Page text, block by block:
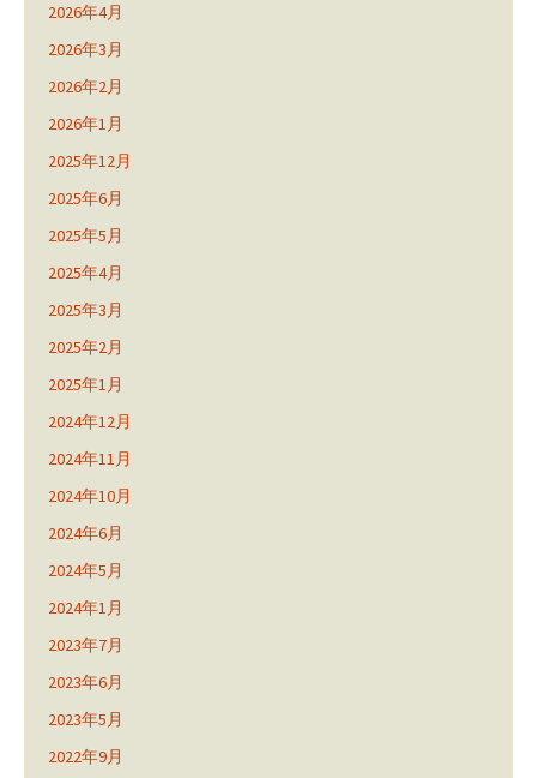
2026年4月
2026年3月
2026年2月
2026年1月
2025年12月
2025年6月
2025年5月
2025年4月
2025年3月
2025年2月
2025年1月
2024年12月
2024年11月
2024年10月
2024年6月
2024年5月
2024年1月
2023年7月
2023年6月
2023年5月
2022年9月